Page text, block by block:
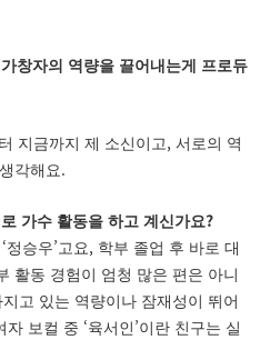
창자의 역량을 끌어내는게 프로듀
지금까지 제 소신이고 , 서로의 역
각해요 .
가수 활동을 하고 계신가요?
‘정승우’ 고요 , 학부 졸업 후 바로 대
활동 경험이 엄청 많은 편은 아니
고 있는 역량이나 잠재성이 뛰어
자 보컬 중 ‘육서인 ’이란 친구는 실